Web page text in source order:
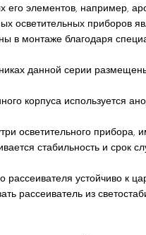
его элементов, например,
осветительных приборов
в монтаже благодаря
данной серии
корпуса используется
осветительного
стабильность и срок
рассеивателя устойчиво к
рассеиватель из